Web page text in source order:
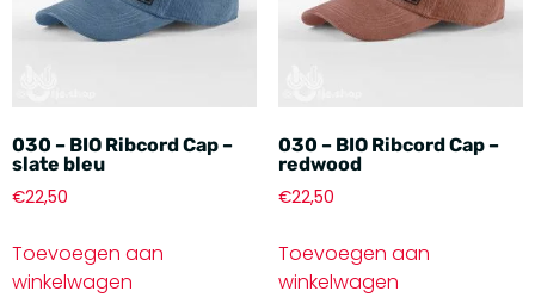
030 – BIO Ribcord Cap –
slate bleu
€22,50
Toevoegen aan
winkelwagen
030 – BIO Ribcord Cap –
redwood
€22,50
Toevoegen aan
winkelwagen